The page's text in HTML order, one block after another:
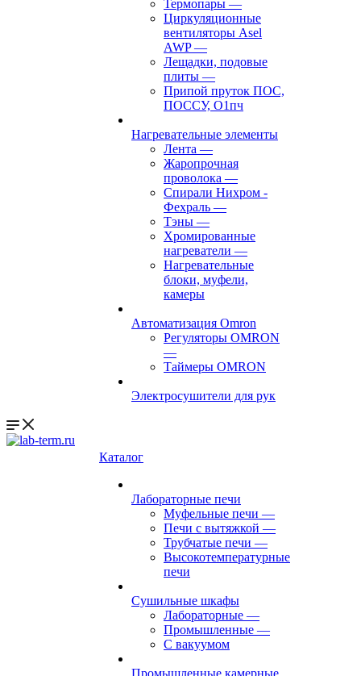
Термопары —
Циркуляционные
вентиляторы Asel
AWP—
Лещадки, подовые
плиты —
Припой пруток ПОС,
ПОССУ, О1пч
Нагревательные элементы
Лента —
Жаропрочная
проволока —
Спирали Нихром -
Фехраль —
Тэны —
Хромированные
нагреватели —
Нагревательные
блоки, муфели,
камеры
Автоматизация Omron
Регуляторы OMRON
—
Таймеры OMRON
Электросушители для рук
Каталог
Лабораторные печи
Муфельные печи —
Печи с вытяжкой —
Трубчатые печи —
Высокотемпературные
печи
Сушильные шкафы
Лабораторные —
Промышленные —
С вакуумом
Промышленные камерные